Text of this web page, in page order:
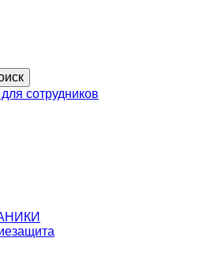
сотрудников